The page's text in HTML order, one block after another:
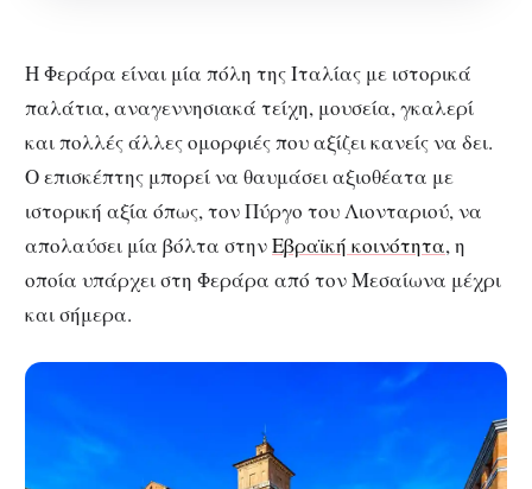
Η Φεράρα είναι μία πόλη της Ιταλίας με ιστορικά
παλάτια, αναγεννησιακά τείχη, μουσεία, γκαλερί
και πολλές άλλες ομορφιές που αξίζει κανείς να δει.
Ο επισκέπτης μπορεί να θαυμάσει αξιοθέατα με
ιστορική αξία όπως, τον Πύργο του Λιονταριού, να
απολαύσει μία βόλτα στηνΕβραϊκή κοινότητα, η
οποία υπάρχει στη Φεράρα από τον Μεσαίωνα μέχρι
και σήμερα.